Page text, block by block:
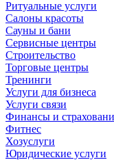
Ритуальные услуги
Салоны красоты
Сауны и бани
Сервисные центры
Строительство
Торговые центры
Тренинги
Услуги для бизнеса
Услуги связи
Финансы и
Фитнес
Хозуслуги
Юридические услуги